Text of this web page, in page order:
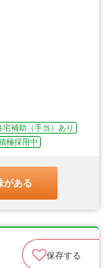
宅補助（手当）あり
極採用中
がある
保存する